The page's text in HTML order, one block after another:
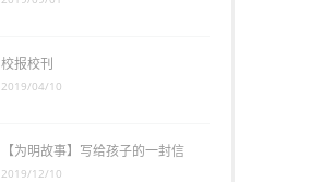
校报校刊
2019/04/10
【为明故事】写给孩子的一封信
2019/12/10